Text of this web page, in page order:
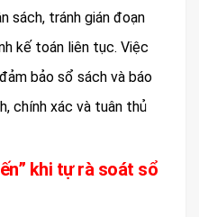
sách, tránh gián đoạn
kế toán liên tục. Việc
bảo sổ sách và báo
chính xác và tuân thủ
khi tự rà soát sổ